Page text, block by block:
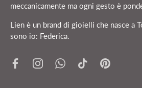
meccanicamente ma ogni gesto è
Lien è un brand di gioielli che nasce a
sono io: Federica.